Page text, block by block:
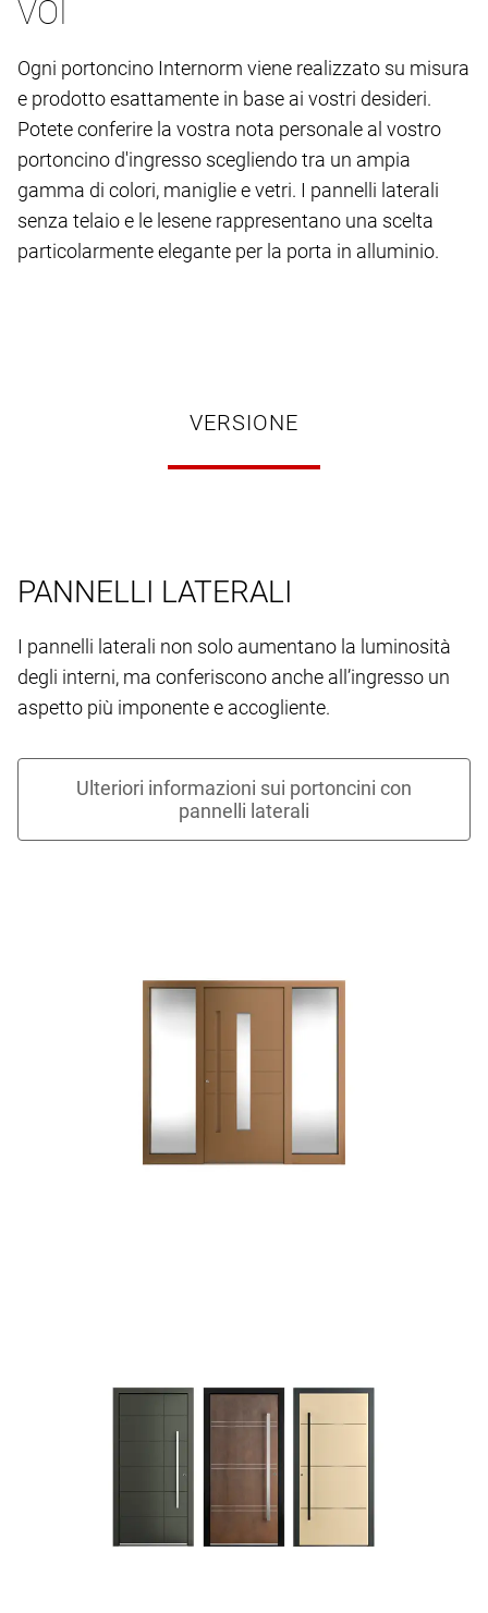
VOI
Ogni portoncino Internorm viene realizzato su misura
e prodotto esattamente in base ai vostri desideri.
Potete conferire la vostra nota personale al vostro
portoncino d'ingresso scegliendo tra un ampia
gamma di colori, maniglie e vetri. I pannelli laterali
senza telaio e le lesene rappresentano una scelta
particolarmente elegante per la porta in alluminio.
VERSIONE
PANNELLI LATERALI
I pannelli laterali non solo aumentano la luminosità
degli interni, ma conferiscono anche all’ingresso un
aspetto più imponente e accogliente.